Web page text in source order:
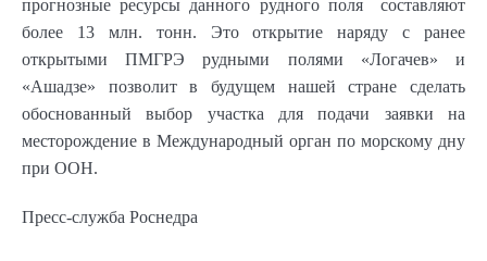
прогнозные ресурсы данного рудного поля составляют
более 13 млн. тонн. Это открытие наряду с ранее
открытыми ПМГРЭ рудными полями «Логачев» и
«Ашадзе» позволит в будущем нашей стране сделать
обоснованный выбор участка для подачи заявки на
месторождение в Международный орган по морскому дну
при ООН.
Пресс-служба Роснедра